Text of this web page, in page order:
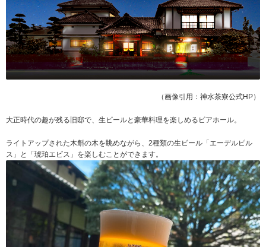
（画像引用：神水茶寮公式HP）
大正時代の趣が残る旧邸で、生ビールと豪華料理を楽しめるビアホール。
ライトアップされた木斛の木を眺めながら、2種類の生ビール「エーデルピル
ス」と「琥珀エビス」を楽しむことができます。